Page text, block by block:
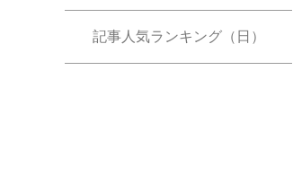
記事人気ランキング（日）